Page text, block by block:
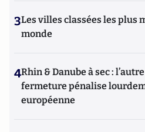
3Les villes classées les plus
monde
4Rhin & Danube à sec :
fermeture pénalise
européenne